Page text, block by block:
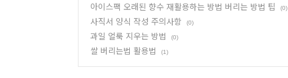
아이스팩 오래된 향수 재활용하는 방법 버리는 방법 팁 (0)
사직서 양식 작성 주의사항 (0)
과일 얼룩 지우는 방법 (0)
쌀 버리는법 활용법 (1)